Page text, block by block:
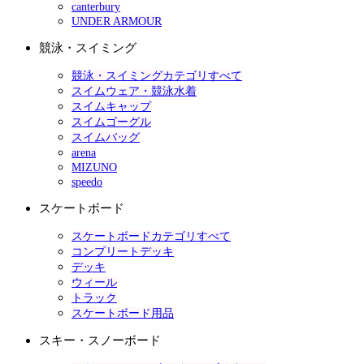
canterbury
UNDER ARMOUR
競泳・スイミング
競泳・スイミングカテゴリすべて
スイムウェア・競泳水着
スイムキャップ
スイムゴーグル
スイムバッグ
arena
MIZUNO
speedo
スケートボード
スケートボードカテゴリすべて
コンプリートデッキ
デッキ
ウィール
トラック
スケートボード用品
スキー・スノーボード